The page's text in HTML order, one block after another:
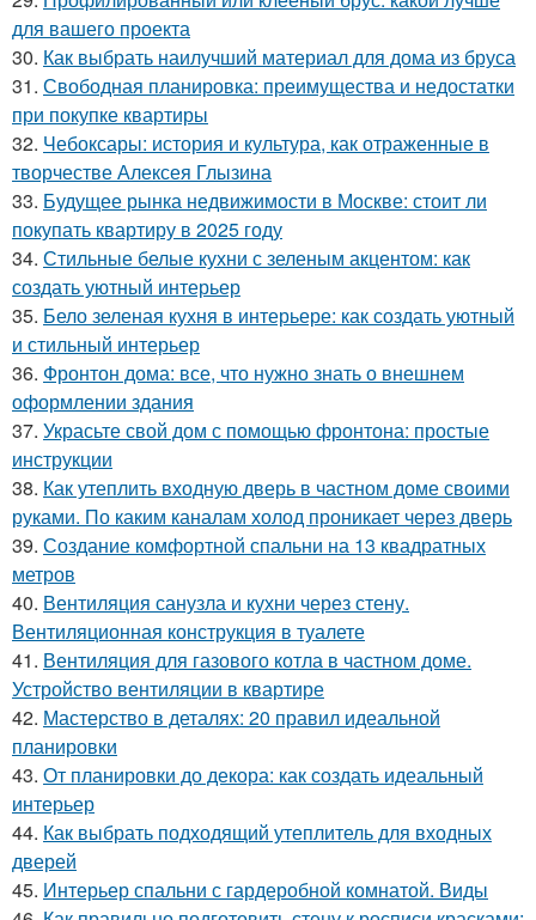
для вашего проекта
30. Как выбрать наилучший материал для дома из бруса
31. Свободная планировка: преимущества и недостатки
при покупке квартиры
32. Чебоксары: история и культура, как отраженные в
творчестве Алексея Глызина
33. Будущее рынка недвижимости в Москве: стоит ли
покупать квартиру в 2025 году
34. Стильные белые кухни с зеленым акцентом: как
создать уютный интерьер
35. Бело зеленая кухня в интерьере: как создать уютный
и стильный интерьер
36. Фронтон дома: все, что нужно знать о внешнем
оформлении здания
37. Украсьте свой дом с помощью фронтона: простые
инструкции
38. Как утеплить входную дверь в частном доме своими
руками. По каким каналам холод проникает через дверь
39. Создание комфортной спальни на 13 квадратных
метров
40. Вентиляция санузла и кухни через стену.
Вентиляционная конструкция в туалете
41. Вентиляция для газового котла в частном доме.
Устройство вентиляции в квартире
42. Мастерство в деталях: 20 правил идеальной
планировки
43. От планировки до декора: как создать идеальный
интерьер
44. Как выбрать подходящий утеплитель для входных
дверей
45. Интерьер спальни с гардеробной комнатой. Виды